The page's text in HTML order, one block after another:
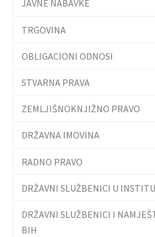
JAVNE NABAVKE
TRGOVINA
OBLIGACIONI ODNOSI
STVARNA PRAVA
ZEMLJIŠNOKNJIŽNO PRAVO
DRŽAVNA IMOVINA
RADNO PRAVO
DRŽAVNI SLUŽBENICI U
DRŽAVNI SLUŽBENICI I
BIH